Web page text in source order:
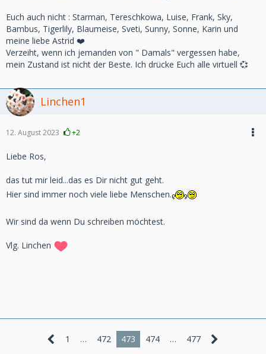
Euch auch nicht : Starman, Tereschkowa, Luise, Frank, Sky,
Bambus, Tigerlily, Blaumeise, Sveti, Sunny, Sonne, Karin und
meine liebe Astrid ❤️
Verzeiht, wenn ich jemanden von " Damals" vergessen habe,
mein Zustand ist nicht der Beste. Ich drücke Euch alle virtuell 💞
Linchen1
12. August 2023 +2
Liebe Ros,
das tut mir leid...das es Dir nicht gut geht.
Hier sind immer noch viele liebe Menschen.
Wir sind da wenn Du schreiben möchtest.
Vlg. Linchen
1 … 472 473 474 … 477